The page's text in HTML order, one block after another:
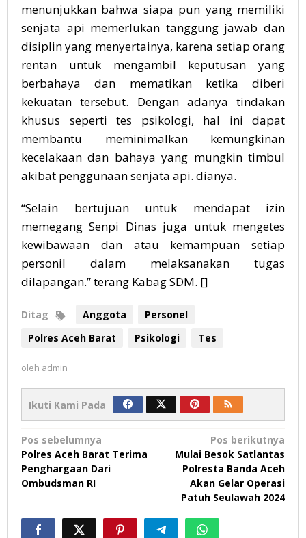
menunjukkan bahwa siapa pun yang memiliki
senjata api memerlukan tanggung jawab dan
disiplin yang menyertainya, karena setiap orang
rentan untuk mengambil keputusan yang
berbahaya dan mematikan ketika diberi
kekuatan tersebut. Dengan adanya tindakan
khusus seperti tes psikologi, hal ini dapat
membantu meminimalkan kemungkinan
kecelakaan dan bahaya yang mungkin timbul
akibat penggunaan senjata api. dianya.
“Selain bertujuan untuk mendapat izin
memegang Senpi Dinas juga untuk mengetes
kewibawaan dan atau kemampuan setiap
personil dalam melaksanakan tugas
dilapangan.” terang Kabag SDM. []
Ditag Anggota
Personel
Polres Aceh Barat
Psikologi Tes
oleh admin
Ikuti Kami Pada
Navigasi
pos
Pos sebelumnya
Polres Aceh Barat Terima
Penghargaan Dari
Ombudsman RI
Pos berikutnya
Mulai Besok Satlantas
Polresta Banda Aceh
Akan Gelar Operasi
Patuh Seulawah 2024